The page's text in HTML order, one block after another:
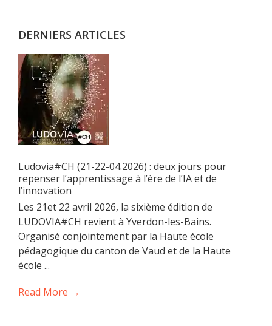
DERNIERS ARTICLES
Ludovia#CH (21-22-04.2026) : deux jours pour
repenser l’apprentissage à l’ère de l’IA et de
l’innovation
Les 21et 22 avril 2026, la sixième édition de
LUDOVIA#CH revient à Yverdon-les-Bains.
Organisé conjointement par la Haute école
pédagogique du canton de Vaud et de la Haute
école ...
Read More →